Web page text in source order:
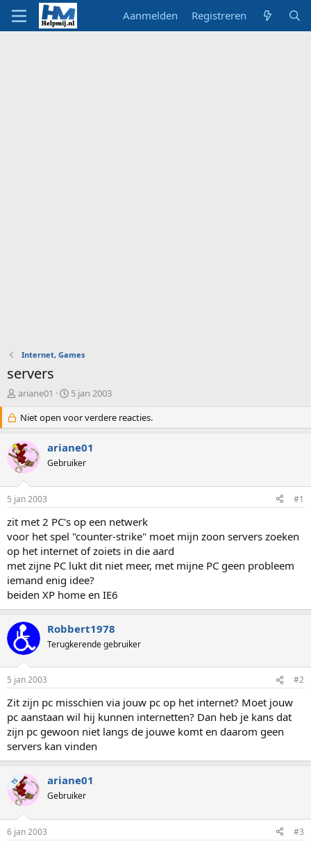
Aanmelden Registreren
Internet, Games
servers
O
d
e
r
w
e
s
t
a
r
t
e
r
ariane01
S
a
r
d
a
m
5 jan 2003
Niet open voor verdere reacties.
ariane01
Gebruiker
5 jan 2003 #1
zit met 2 PC's op een netwerk
voor het spel "counter-strike" moet mijn zoon servers zoeken
op het internet of zoiets in die aard
met zijne PC lukt dit niet meer, met mijne PC geen probleem
iemand enig idee?
beiden XP home en IE6
Robbert1978
Terugkerende gebruiker
5 jan 2003 #2
Zit zijn pc misschien via jouw pc op het internet? Moet jouw
pc aanstaan wil hij kunnen internetten? Dan heb je kans dat
zijn pc gewoon niet langs de jouwe komt en daarom geen
servers kan vinden
TS ariane01
Gebruiker
6 jan 2003 #3